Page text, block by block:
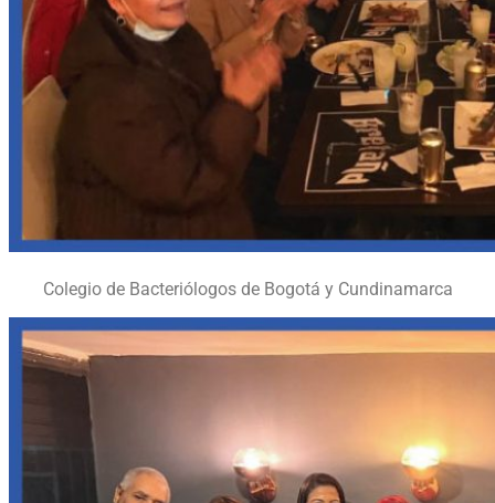
Colegio de Bacteriólogos de Bogotá y Cundinamarca